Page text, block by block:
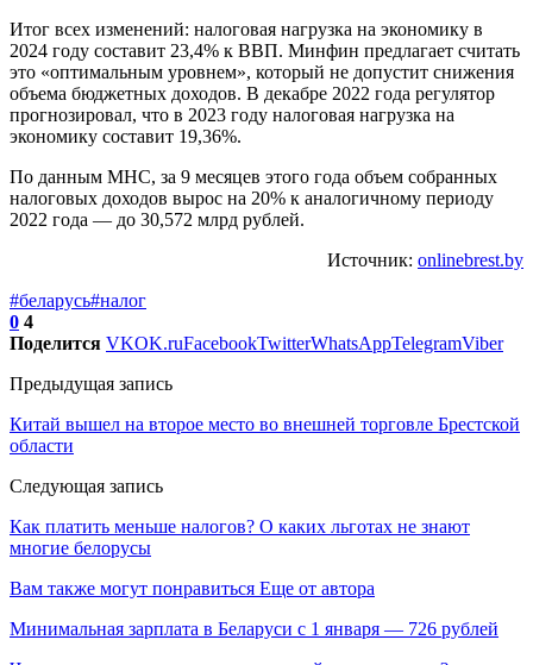
Итог всех изменений: налоговая нагрузка на экономику в
2024 году составит 23,4% к ВВП. Минфин предлагает считать
это «оптимальным уровнем», который не допустит снижения
объема бюджетных доходов. В декабре 2022 года регулятор
прогнозировал, что в 2023 году налоговая нагрузка на
экономику составит 19,36%.
По данным МНС, за 9 месяцев этого года объем собранных
налоговых доходов вырос на 20% к аналогичному периоду
2022 года — до 30,572 млрд рублей.
Источник: onlinebrest.by
#беларусь#налог
0 4
Поделится VKOK.ruFacebookTwitterWhatsAppTelegramViber
Предыдущая запись
Китай вышел на второе место во внешней торговле Брестской
области
Следующая запись
Как платить меньше налогов? О каких льготах не знают
многие белорусы
Вам также могут понравиться Еще от автора
Минимальная зарплата в Беларуси с 1 января — 726 рублей